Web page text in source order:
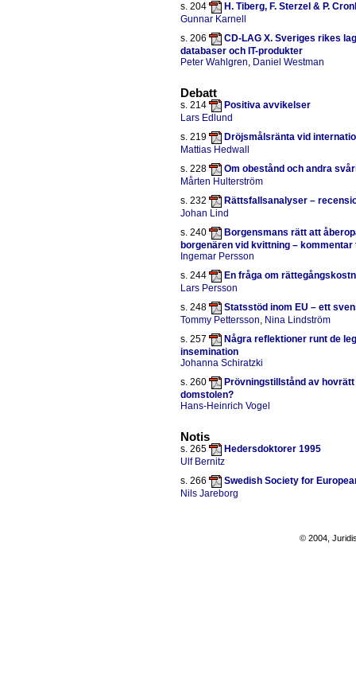
s. 204
H. Tiberg, F. Sterzel & P.
Gunnar Karnell
s. 206
CD-LAG X. Sveriges rikes
databaser och IT-produkter
Peter Wahlgren
Daniel Westman
Debatt
s. 214
Positiva avvikelser
Lars Edlund
s. 219
Dröjsmålsränta vid
Mattias Hedwall
s. 228
Om obestånd och andra
Mårten Hulterström
s. 232
Rättsfallsanalyser –
Johan Lind
s. 240
Borgensmans rätt att
borgenären vid kvittning –
Ingemar Persson
s. 244
En fråga om
Lars Persson
s. 248
Statsstöd inom EU – ett
Tommy Pettersson
Nina Lindström
s. 257
Några reflektioner runt de
insemination
Johanna Schiratzki
s. 260
Prövningstillstånd av
domstolen?
Hans-Heinrich Vogel
Notis
s. 265
Hedersdoktorer 1995
Ulf Bernitz
s. 266
Swedish Society for
Nils Jareborg
© 2004,